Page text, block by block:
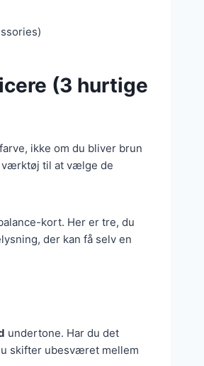
(3 hurtige
ikke om du bliver brun
værktøj til at vælge de
kort. Her er tre, du
der kan få selv en
undertone. Har du det
skifter ubesværet mellem